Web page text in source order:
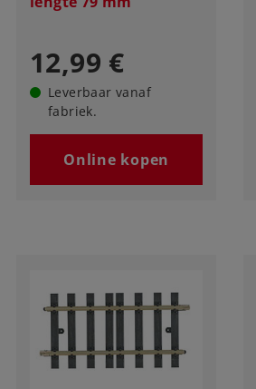
12,99 €
Leverbaar vanaf
fabriek.
Online kopen